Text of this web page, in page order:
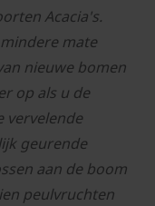
Acacia's.
mate
nieuwe bomen
op als u de
vervelende
geurende
aan de boom
peulvruchten